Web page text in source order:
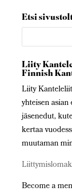
Etsi
Liity
Finnish
Liity
yhteisen
jäsenedut,
kertaa
muutaman
Become a